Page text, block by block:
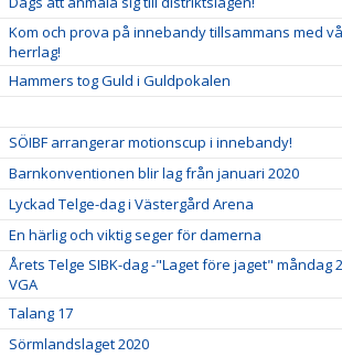
Kom och prova på innebandy tillsammans med
herrlag!
Hammers tog Guld i Guldpokalen
SÖIBF arrangerar motionscup i innebandy!
Barnkonventionen blir lag från januari 2020
Lyckad Telge-dag i Västergård Arena
En härlig och viktig seger för damerna
Årets Telge SIBK-dag -"Laget före jaget" måndag
VGA
Talang 17
Sörmlandslaget 2020